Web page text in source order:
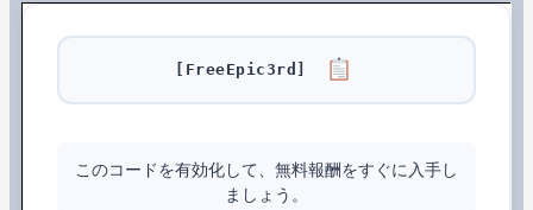
[FreeEpic3rd]
このコードを有効化して、無料報酬をすぐに入手し
ましょう。